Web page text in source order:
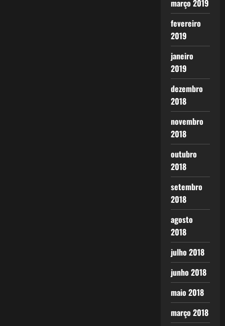
março 2019
fevereiro
2019
janeiro
2019
dezembro
2018
novembro
2018
outubro
2018
setembro
2018
agosto
2018
julho 2018
junho 2018
maio 2018
março 2018